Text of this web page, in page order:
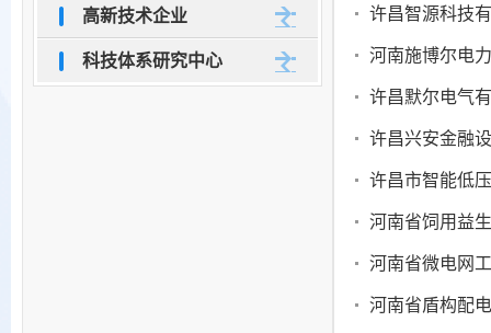
高新技术企业
科技体系研究中心
许昌智源科技
河南施博尔电
许昌默尔电气
许昌兴安金融
许昌市智能低
河南省饲用益
河南省微电网
河南省盾构配